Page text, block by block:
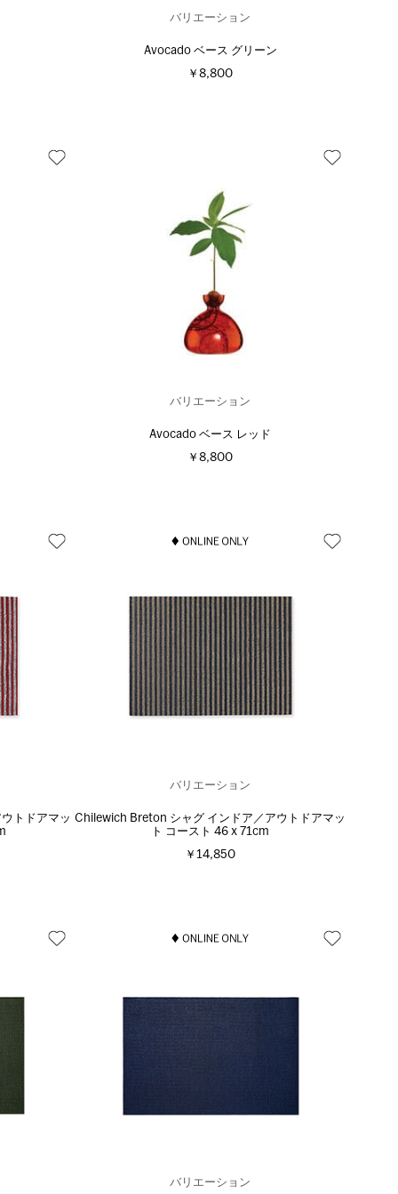
バリエーション
Avocado ベース グリーン
￥8,800
バリエーション
Avocado ベース レッド
￥8,800
トドアマッ
バリエーション
Chilewich Breton シャグ インドア／アウトドアマッ
ト コースト 46 x 71cm
￥14,850
バリエーション